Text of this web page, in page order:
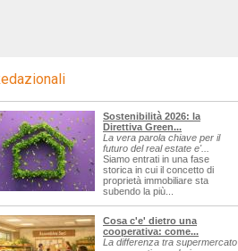
Sostenibilità 2026: la
Direttiva Green...
La vera parola chiave per il
futuro del real estate e'...
Siamo entrati in una fase
storica in cui il concetto di
proprietà immobiliare sta
subendo la più...
Cosa c'e' dietro una
cooperativa: come...
La differenza tra supermercato